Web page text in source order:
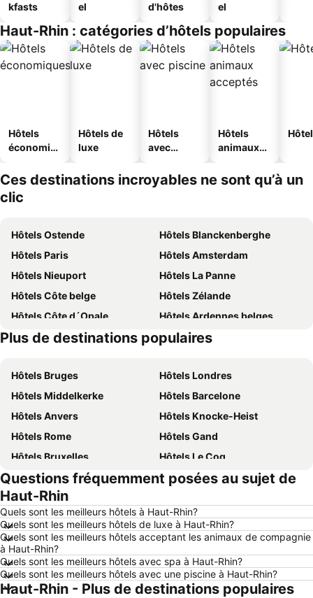
kfasts
el
d'hôtes
el
Haut-Rhin : catégories d’hôtels populaires
Hôtels
économiq
Hôtels de
luxe
Hôtels
avec
Hôtels
animaux
Ces destinations incroyables ne sont qu’à un
clic
Hôtels Ostende
Hôtels Blanckenberghe
Hôtels Paris
Hôtels Amsterdam
Hôtels Nieuport
Hôtels La Panne
Hôtels Côte belge
Hôtels Zélande
Hôtels Côte d´Opale
Hôtels Ardennes belges
Hôtels Belgique
Hôtels Majorque
Plus de destinations populaires
Hôtels Bruges
Hôtels Londres
Hôtels Middelkerke
Hôtels Barcelone
Hôtels Anvers
Hôtels Knocke-Heist
Hôtels Rome
Hôtels Gand
Hôtels Bruxelles
Hôtels Le Coq
Hôtels Rotterdam
Hôtels Hasselt
Hôtels Le Touquet-Paris-Plage
Hôtels Dunkerque
Hôtels Málaga
Hôtels Maastricht
Hôtels La Haye
Hôtels Boulogne-sur-Mer
Hôtels Luxembourg
Hôtels Espagne
Hôtels Ténérife
Questions fréquemment posées au sujet de
Haut-Rhin
Quels sont les meilleurs hôtels à Haut-Rhin?
Quels sont les meilleurs hôtels de luxe à Haut-Rhin?
Quels sont les meilleurs hôtels acceptant les animaux de compagnie
à Haut-Rhin?
Quels sont les meilleurs hôtels avec spa à Haut-Rhin?
Quels sont les meilleurs hôtels avec une piscine à Haut-Rhin?
Haut-Rhin - Plus de destinations populaires